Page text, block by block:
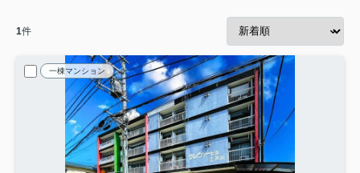
1件
一棟マンション